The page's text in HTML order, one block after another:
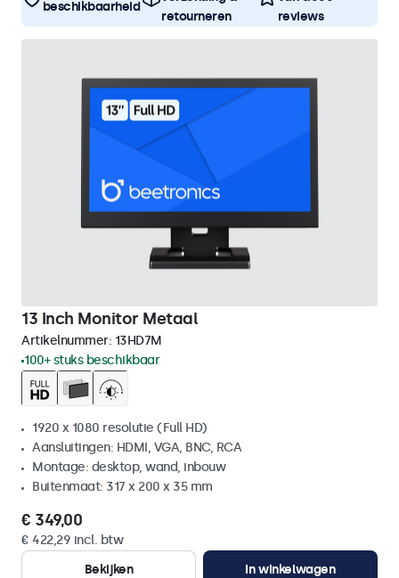
beschikbaarheid
retourneren
reviews
13 Inch Monitor Metaal
Artikelnummer: 13HD7M
100+ stuks beschikbaar
1920 x 1080 resolutie (Full HD)
Aansluitingen: HDMI, VGA, BNC, RCA
Montage: desktop, wand, inbouw
Buitenmaat: 317 x 200 x 35 mm
€ 349,00
€ 422,29 incl. btw
Bekijken
In winkelwagen